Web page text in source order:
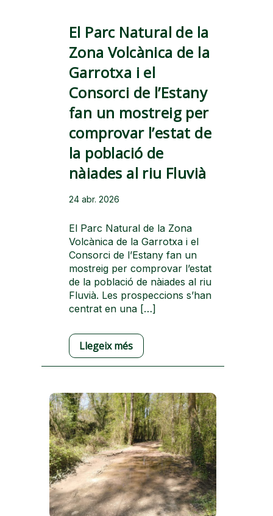
El Parc Natural de la
Zona Volcànica de la
Garrotxa i el
Consorci de l’Estany
fan un mostreig per
comprovar l’estat de
la població de
nàiades al riu Fluvià
24 abr. 2026
El Parc Natural de la Zona
Volcànica de la Garrotxa i el
Consorci de l’Estany fan un
mostreig per comprovar l’estat
de la població de nàiades al riu
Fluvià. Les prospeccions s’han
centrat en una […]
Llegeix més